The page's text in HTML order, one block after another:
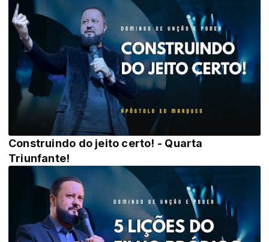
Construindo do jeito certo! - Quarta
Triunfante!